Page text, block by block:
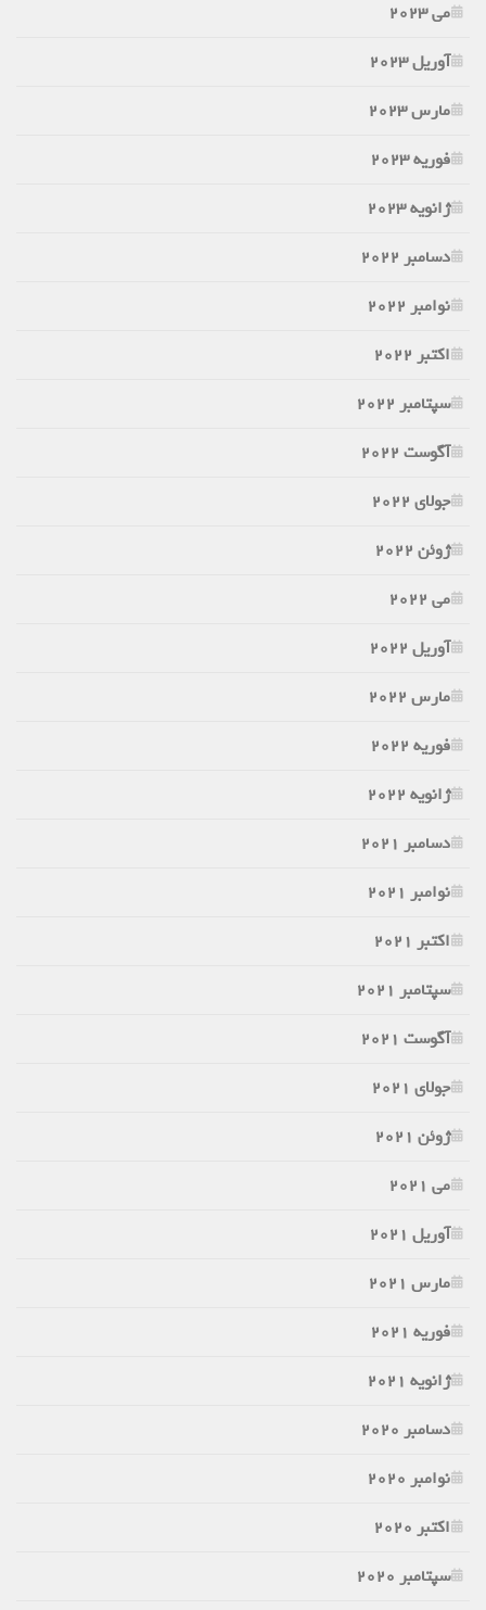
می 2023
آوریل 2023
مارس 2023
فوریه 2023
ژانویه 2023
دسامبر 2022
نوامبر 2022
اکتبر 2022
سپتامبر 2022
آگوست 2022
جولای 2022
ژوئن 2022
می 2022
آوریل 2022
مارس 2022
فوریه 2022
ژانویه 2022
دسامبر 2021
نوامبر 2021
اکتبر 2021
سپتامبر 2021
آگوست 2021
جولای 2021
ژوئن 2021
می 2021
آوریل 2021
مارس 2021
فوریه 2021
ژانویه 2021
دسامبر 2020
نوامبر 2020
اکتبر 2020
سپتامبر 2020